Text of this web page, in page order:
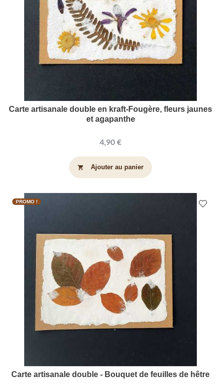
Carte artisanale double en kraft-Fougère, fleurs jaunes
et agapanthe
4,90 €
shopping_cart Ajouter au panier
PROMO !
Carte artisanale double - Bouquet de feuilles de hêtre